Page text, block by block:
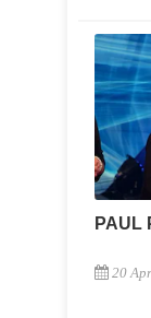
PAUL
20